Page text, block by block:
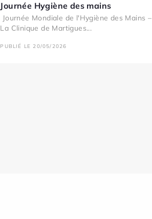
Journée Hygiène des mains
Journée Mondiale de l'Hygiène des Mains –
La Clinique de Martigues...
PUBLIÉ LE 20/05/2026